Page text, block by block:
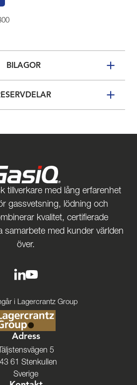
BILAGOR
tillverkare med lång erfarenhet
gassvetsning, lödning och
kvalitet, certifierade
samarbete med kunder världen
över.
i Lagercrantz Group
Adress
5
61 Stenkullen
Sverige